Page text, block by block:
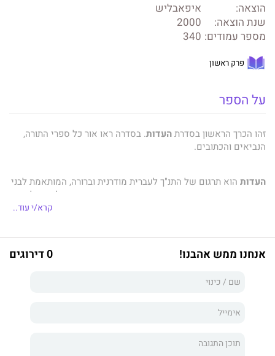
הוצאה:
איפאבליש
שנת הוצאה:
2000
מספר עמודים: 340
פרק ראשון
על הספר
זהו הכרך הראשון בסדרתהעדות. בסדרה ראו אור כל ספרי התורה,
הנביאים והכתובים.
העדות הוא תרגום של התנ"ך לעברית מודרנית וברורה, המותאמת לבני
הנעורים. השפה הבהירה והאיורים הצבעוניים מסייעים לקורא להבין
העדותאינו תחליף לתנ"ך אלא נכתב מתוך הכרה בחשיבותו, ובתקווה
קרא/י עוד..
אנחנו ממש אהבנו! 0 דירוגים